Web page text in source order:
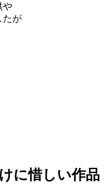
や
たが
に惜しい作品